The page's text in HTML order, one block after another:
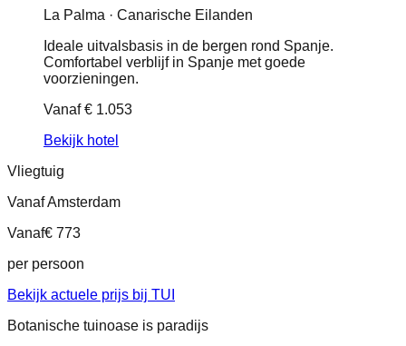
La Palma · Canarische Eilanden
Ideale uitvalsbasis in de bergen rond Spanje.
Comfortabel verblijf in Spanje met goede
voorzieningen.
Vanaf€ 1.053
Bekijk hotel
Vliegtuig
Vanaf Amsterdam
Vanaf€ 773
per persoon
Bekijk actuele prijs bij TUI
Botanische tuinoase is paradijs